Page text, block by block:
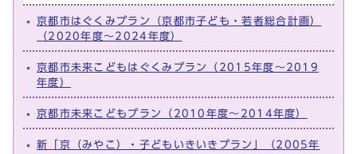
京都市はぐくみプラン（京都市子ども・若者総合計画）
（2020年度～2024年度）
京都市未来こどもはぐくみプラン（2015年度～2019
年度）
京都市未来こどもプラン（2010年度～2014年度）
新「京（みやこ）・子どもいきいきプラン」（2005年